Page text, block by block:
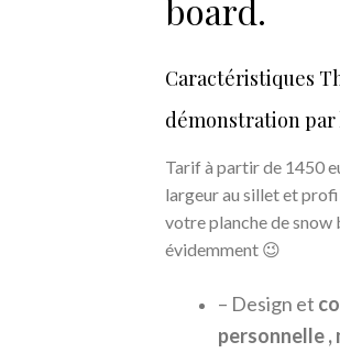
board.
Caractéristiques
démonstration par
Tarif à partir de 1450
largeur au sillet et
votre planche de snow
évidemment 😉
– Design et
personnelle ,